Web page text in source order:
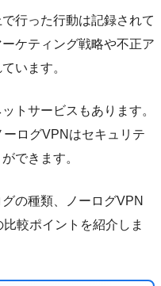
行った行動は記録されて
ケティング戦略や不正ア
います。
トサービスもあります。
ログVPNはセキュリテ
できます。
の種類、ノーログVPN
較ポイントを紹介しま